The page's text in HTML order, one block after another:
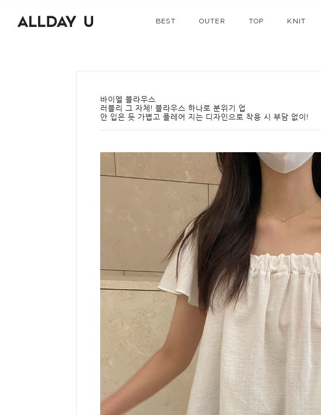
BEST OUTER TOP KNIT
바이엘 블라우스
러블리 그 자체! 블라우스 하나로 분위기 업
안 입은 듯 가볍고 플레어 지는 디자인으로 착용 시 부담 없이!